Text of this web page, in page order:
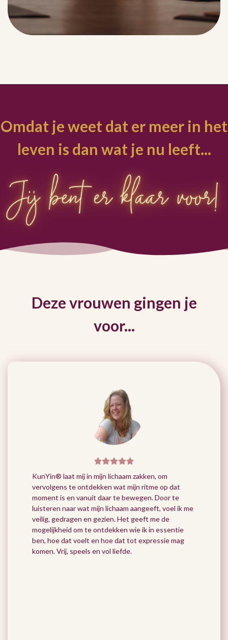
Omdat je weet dat er meer in het
leven is dan wat je nu leeft...
Deze vrouwen gingen je
voor...
KunYin® laat mij in mijn lichaam zakken, om
vervolgens te ontdekken wat mijn ritme op dat
moment is en vanuit daar te bewegen. Door te
luisteren naar wat mijn lichaam aangeeft, voel ik me
veilig, gedragen en gezien. Het geeft me de
mogelijkheid om te ontdekken wie ik in essentie
ben, hoe dat voelt en hoe dat tot expressie mag
komen. Vrij, speels en vol liefde.